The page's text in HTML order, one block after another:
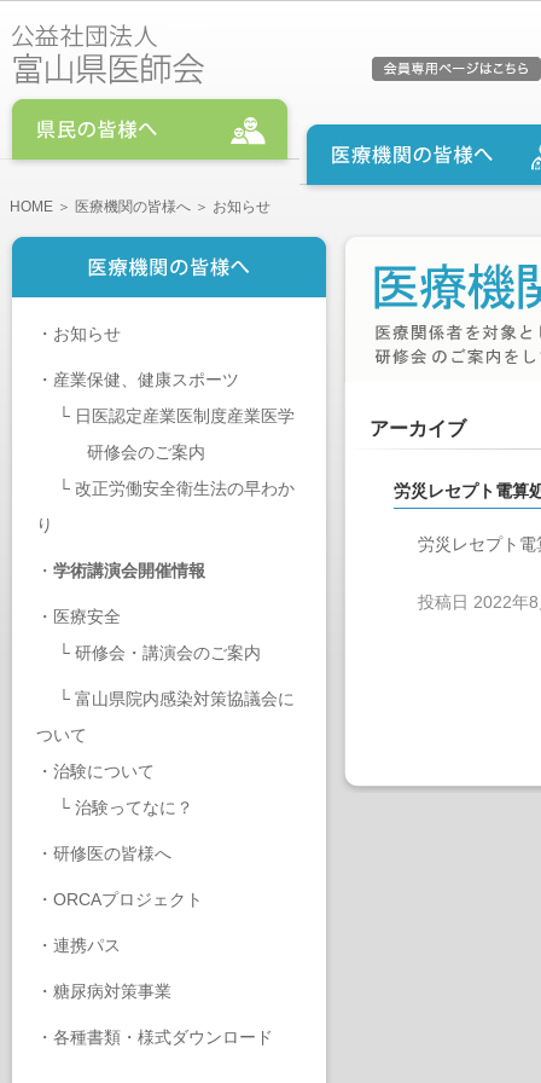
HOME ＞ 医療機関の皆様へ ＞ お知らせ
・ お知らせ
・ 産業保健、健康スポーツ
└ 日医認定産業医制度産業医学
研修会のご案内
└ 改正労働安全衛生法の早わか
り
・ 学術講演会開催情報
・ 医療安全
└ 研修会・講演会のご案内
└ 富山県院内感染対策協議会に
ついて
・ 治験について
└ 治験ってなに？
・ 研修医の皆様へ
・ ORCAプロジェクト
・ 連携パス
・ 糖尿病対策事業
・ 各種書類・様式ダウンロード
アーカイブ
労災レセプト電算
労災レセプト
投稿日 2022年